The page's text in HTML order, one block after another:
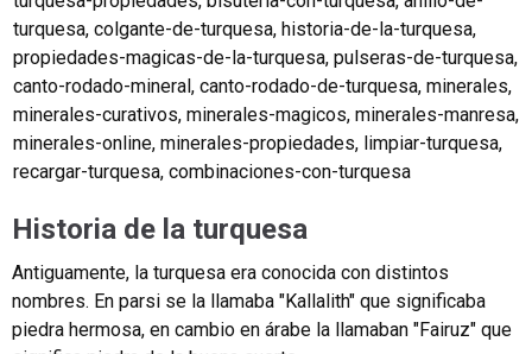
turquesa, colgante-de-turquesa, historia-de-la-turquesa,
propiedades-magicas-de-la-turquesa, pulseras-de-turquesa,
canto-rodado-mineral, canto-rodado-de-turquesa, minerales,
minerales-curativos, minerales-magicos, minerales-manresa,
minerales-online, minerales-propiedades, limpiar-turquesa,
recargar-turquesa, combinaciones-con-turquesa
Historia de la turquesa
Antiguamente, la turquesa era conocida con distintos
nombres. En parsi se la llamaba "Kallalith" que significaba
piedra hermosa, en cambio en árabe la llamaban "Fairuz" que